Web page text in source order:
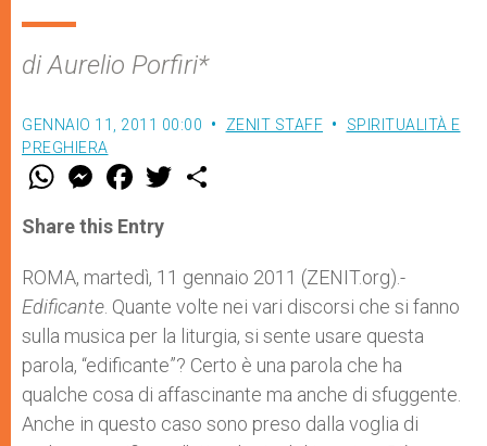
di Aurelio Porfiri*
GENNAIO 11, 2011 00:00 ZENIT STAFF
SPIRITUALITÀ E
PREGHIERA
W
t
s
p
p
M
e
s
e
g
e
r
F
a
e
b
o
k
w
Share this Entry
ROMA, martedì, 11 gennaio 2011 (ZENIT.org).-
Edificante . Quante volte nei vari discorsi che si fanno
sulla musica per la liturgia, si sente usare questa
parola, “edificante”? Certo è una parola che ha
qualche cosa di affascinante ma anche di sfuggente.
Anche in questo caso sono preso dalla voglia di